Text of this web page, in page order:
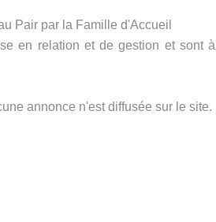
Pair par la Famille d'Accueil
en relation et de gestion et sont à
annonce n'est diffusée sur le site.